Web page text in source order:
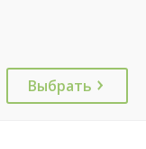
Выбрать